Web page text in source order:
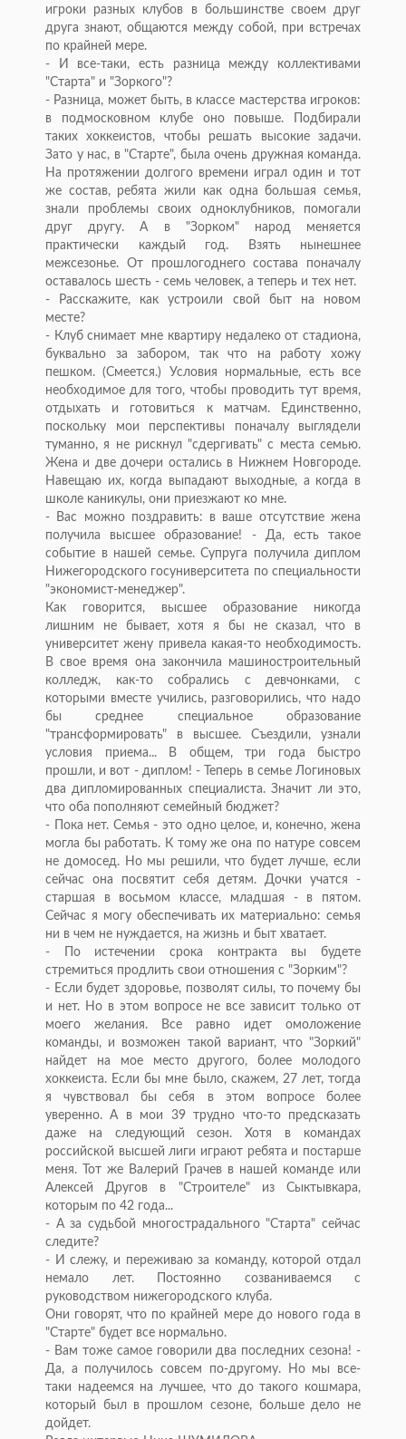
игроки разных клубов в большинстве своем друг
друга знают, общаются между собой, при встречах
по крайней мере.
- И все-таки, есть разница между коллективами
"Старта" и "Зоркого"?
- Разница, может быть, в классе мастерства игроков:
в подмосковном клубе оно повыше. Подбирали
таких хоккеистов, чтобы решать высокие задачи.
Зато у нас, в "Старте", была очень дружная команда.
На протяжении долгого времени играл один и тот
же состав, ребята жили как одна большая семья,
знали проблемы своих одноклубников, помогали
друг другу. А в "Зорком" народ меняется
практически каждый год. Взять нынешнее
межсезонье. От прошлогоднего состава поначалу
оставалось шесть - семь человек, а теперь и тех нет.
- Расскажите, как устроили свой быт на новом
месте?
- Клуб снимает мне квартиру недалеко от стадиона,
буквально за забором, так что на работу хожу
пешком. (Смеется.) Условия нормальные, есть все
необходимое для того, чтобы проводить тут время,
отдыхать и готовиться к матчам. Единственно,
поскольку мои перспективы поначалу выглядели
туманно, я не рискнул "сдергивать" с места семью.
Жена и две дочери остались в Нижнем Новгороде.
Навещаю их, когда выпадают выходные, а когда в
школе каникулы, они приезжают ко мне.
- Вас можно поздравить: в ваше отсутствие жена
получила высшее образование! - Да, есть такое
событие в нашей семье. Супруга получила диплом
Нижегородского госуниверситета по специальности
"экономист-менеджер".
Как говорится, высшее образование никогда
лишним не бывает, хотя я бы не сказал, что в
университет жену привела какая-то необходимость.
В свое время она закончила машиностроительный
колледж, как-то собрались с девчонками, с
которыми вместе учились, разговорились, что надо
бы среднее специальное образование
"трансформировать" в высшее. Съездили, узнали
условия приема... В общем, три года быстро
прошли, и вот - диплом! - Теперь в семье Логиновых
два дипломированных специалиста. Значит ли это,
что оба пополняют семейный бюджет?
- Пока нет. Семья - это одно целое, и, конечно, жена
могла бы работать. К тому же она по натуре совсем
не домосед. Но мы решили, что будет лучше, если
сейчас она посвятит себя детям. Дочки учатся -
старшая в восьмом классе, младшая - в пятом.
Сейчас я могу обеспечивать их материально: семья
ни в чем не нуждается, на жизнь и быт хватает.
- По истечении срока контракта вы будете
стремиться продлить свои отношения с "Зорким"?
- Если будет здоровье, позволят силы, то почему бы
и нет. Но в этом вопросе не все зависит только от
моего желания. Все равно идет омоложение
команды, и возможен такой вариант, что "Зоркий"
найдет на мое место другого, более молодого
хоккеиста. Если бы мне было, скажем, 27 лет, тогда
я чувствовал бы себя в этом вопросе более
уверенно. А в мои 39 трудно что-то предсказать
даже на следующий сезон. Хотя в командах
российской высшей лиги играют ребята и постарше
меня. Тот же Валерий Грачев в нашей команде или
Алексей Другов в "Строителе" из Сыктывкара,
которым по 42 года...
- А за судьбой многострадального "Старта" сейчас
следите?
- И слежу, и переживаю за команду, которой отдал
немало лет. Постоянно созваниваемся с
руководством нижегородского клуба.
Они говорят, что по крайней мере до нового года в
"Старте" будет все нормально.
- Вам тоже самое говорили два последних сезона! -
Да, а получилось совсем по-другому. Но мы все-
таки надеемся на лучшее, что до такого кошмара,
который был в прошлом сезоне, больше дело не
дойдет.